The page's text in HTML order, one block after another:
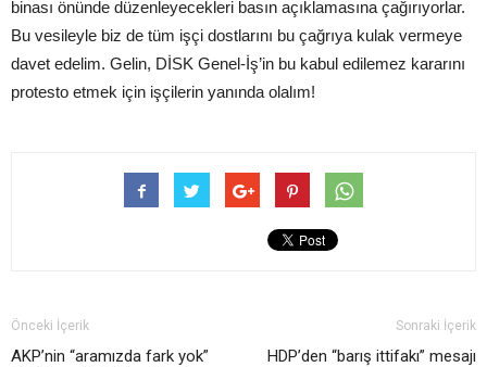
binası önünde düzenleyecekleri basın açıklamasına çağırıyorlar.
Bu vesileyle biz de tüm işçi dostlarını bu çağrıya kulak vermeye
davet edelim. Gelin, DİSK Genel-İş’in bu kabul edilemez kararını
protesto etmek için işçilerin yanında olalım!
Önceki İçerik
AKP’nin “aramızda fark yok”
Sonraki İçerik
HDP’den “barış ittifakı” mesajı